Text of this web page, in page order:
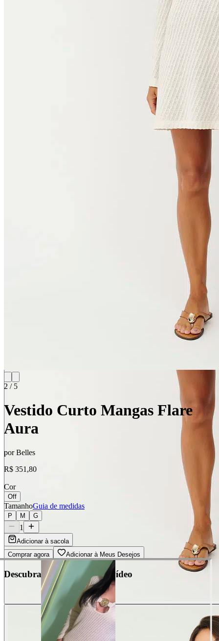
2 / 5
Vestido Curto Mangas Flare
Aura
porBelles
R$ 351,80
Cor
Off
TamanhoGuia de medidas
P M G
1
Adicionar à sacola
Comprar agora
Adicionar à Meus Desejos
Descubra cada detalhe em vídeo